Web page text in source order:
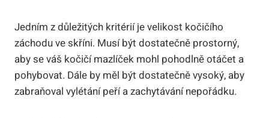
Jedním z důležitých kritérií je velikost kočičího
záchodu ve skříni. Musí být dostatečně prostorný,
aby se váš kočičí mazlíček mohl pohodlně otáčet a
pohybovat. Dále by měl být dostatečně vysoký, aby
zabraňoval vylétání peří a zachytávání nepořádku.